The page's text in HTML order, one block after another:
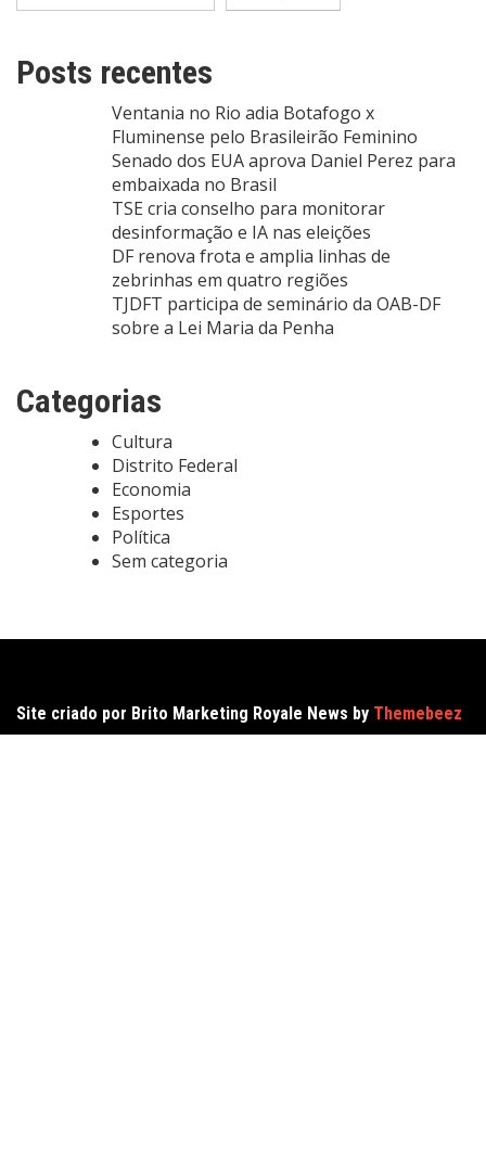
Posts recentes
Ventania no Rio adia Botafogo x
Fluminense pelo Brasileirão Feminino
Senado dos EUA aprova Daniel Perez para
embaixada no Brasil
TSE cria conselho para monitorar
desinformação e IA nas eleições
DF renova frota e amplia linhas de
zebrinhas em quatro regiões
TJDFT participa de seminário da OAB-DF
sobre a Lei Maria da Penha
Categorias
Cultura
Distrito Federal
Economia
Esportes
Política
Sem categoria
Site criado por Brito Marketing Royale News by Themebeez